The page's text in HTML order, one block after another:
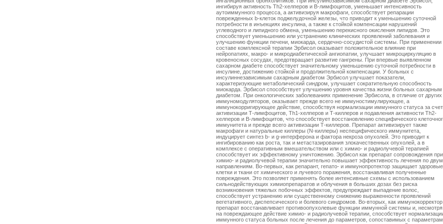
ингибируя активность Тh2-хелперов и В-лимфоцитов, уменьшает интенсивность
аутоиммунного процесса, а активизируя макрофаги, способствует репарации
поврежденных b-клеток поджелудочной железы, что приводит к уменьшению суточной
потребности в инъекциях инсулина, а также к стойкой компенсации нарушений
углеводного и липидного обмена, уменьшению перекисного окисления липидов. Это
способствует уменьшению или устранению клинических проявлений заболевания и
улучшению функции печени, миокарда, сердечно-сосудистой системы. При применении
составе комплексной терапии Эрбисол оказывает положительное влияние при
нейропатиях, макро- и микродиабетической ангиопатии, улучшает микроциркуляцию в
кровеносных сосудах, предотвращает развитие гангрены. При впервые выявленном
сахарном диабете способствует значительному уменьшению суточной потребности в
инсулине, достижению стойкой и продолжительной компенсации. У больных с
инсулиннезависимым сахарным диабетом Эрбисол улучшает показатели,
характеризующие метаболический синдром, улучшает сократительную способность
миокарда. Эрбисол способствует улучшению уровня качества жизни больных сахарным
диабетом. При онкологических заболеваниях применение Эрбисола, в отличие от других
иммуномодуляторов, оказывает прежде всего не иммуностимулирующее, а
иммунокорригирующее действие, способствуя нормализации иммунного статуса за счет
активизации Т-лимфоцитов, Тh1-хелперов и Т-киллеров и подавления активности Тh2-
хелперов и В-лимфоцитов, что способствует восстановлению специфического
иммунитета и прежде всего активизации Т-киллеров. Препарат активизирует также
макрофаги и натуральные киллеры (N-киллеры) неспецифического иммунитета,
индуцирует синтез b- и g-интерферона и фактора некроза опухолей. Это приводит к
ингибированию как роста, так и метастазирования злокачественных опухолей, а в
комплексе с оперативным вмешательством или с химио- и радиолучевой терапией
способствует их эффективному уничтожению. Эрбисол как препарат сопровождения при
химио- и радиолучевой терапии значительно повышает эффективность лечения по двум
направлениям. Во-первых, как репарант, гепато- и иммунопротектор защищает здоровые
клетки и ткани от химического и лучевого поражения, восстанавливая полученные
повреждения. Это позволяет применять более интенсивные схемы с использованием
сильнодействующих химиопрепаратов и облучения в больших дозах без риска
возникновения тяжелых побочных эффектов, предупреждает выпадение волос,
способствует устранению или существенному снижению выраженности проявлений
вегетативного, диспепсического и болевого синдромов. Во-вторых, как иммунокорректор
препарат восстанавливает противоопухолевые функции иммунной системы и, несмотря
на повреждающее действие химио- и радиолучевой терапии, способствует
иммунного статуса больных после лечения до параметров, сопоставимых с